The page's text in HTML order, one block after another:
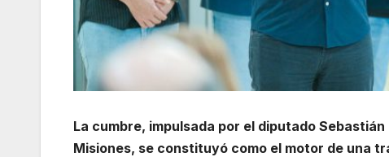
La cumbre, impulsada por el diputado
Misiones, se constituyó como el motor de una